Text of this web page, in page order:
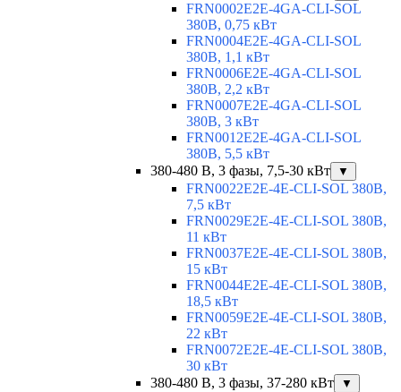
FRN0002E2E-4GA-CLI-SOL
380В, 0,75 кВт
FRN0004E2E-4GA-CLI-SOL
380В, 1,1 кВт
FRN0006E2E-4GA-CLI-SOL
380В, 2,2 кВт
FRN0007E2E-4GA-CLI-SOL
380В, 3 кВт
FRN0012E2E-4GA-CLI-SOL
380В, 5,5 кВт
380-480 В, 3 фазы, 7,5-30 кВт
▼
FRN0022E2E-4E-CLI-SOL 380В,
7,5 кВт
FRN0029E2E-4E-CLI-SOL 380В,
11 кВт
FRN0037E2E-4E-CLI-SOL 380В,
15 кВт
FRN0044E2E-4E-CLI-SOL 380В,
18,5 кВт
FRN0059E2E-4E-CLI-SOL 380В,
22 кВт
FRN0072E2E-4E-CLI-SOL 380В,
30 кВт
380-480 В, 3 фазы, 37-280 кВт
▼